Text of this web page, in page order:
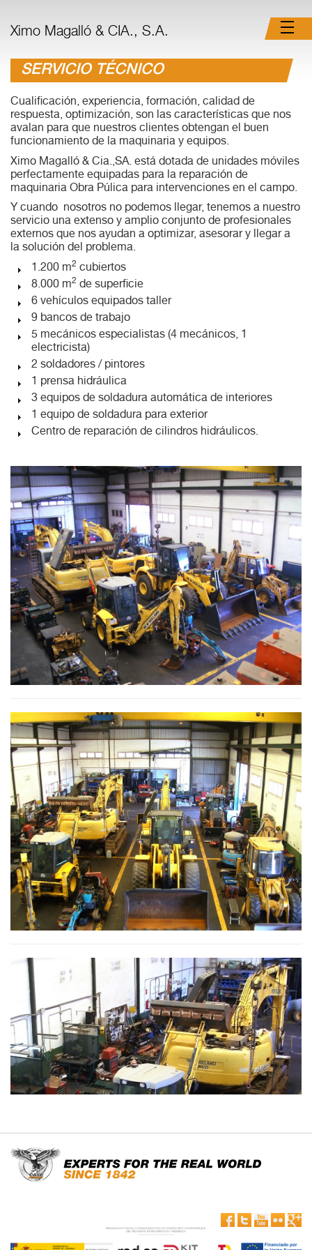
Ximo Magalló & CIA., S.A.
SERVICIO TÉCNICO
Cualificación, experiencia, formación, calidad de
respuesta, optimización, son las características que nos
avalan para que nuestros clientes obtengan el buen
funcionamiento de la maquinaria y equipos.
Ximo Magalló & Cia.,SA. está dotada de unidades móviles
perfectamente equipadas para la reparación de
maquinaria Obra Púlica para intervenciones en el campo.
Y cuando nosotros no podemos llegar, tenemos a nuestro
servicio una extenso y amplio conjunto de profesionales
externos que nos ayudan a optimizar, asesorar y llegar a
la solución del problema.
1.200 m2 cubiertos
8.000 m2 de superficie
6 vehículos equipados taller
9 bancos de trabajo
5 mecánicos especialistas (4 mecánicos, 1
electricista)
2 soldadores / pintores
1 prensa hidráulica
3 equipos de soldadura automática de interiores
1 equipo de soldadura para exterior
Centro de reparación de cilindros hidráulicos.